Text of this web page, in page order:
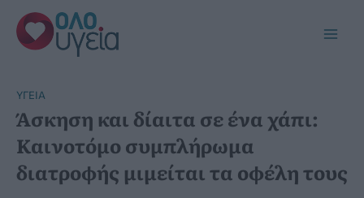
Μετάβαση
στο
περιεχόμενο
YΓΕΊΑ
Άσκηση και δίαιτα σε ένα χάπι:
Καινοτόμο συμπλήρωμα
διατροφής μιμείται τα οφέλη τους